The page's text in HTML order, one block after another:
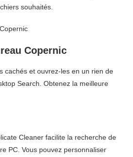
souhaités.
Copernic
cachés et ouvrez-les en un rien de
Search. Obtenez la meilleure
Cleaner facilite la recherche de
PC. Vous pouvez personnaliser